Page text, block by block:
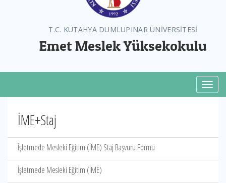
T.C. KÜTAHYA DUMLUPINAR ÜNİVERSİTESİ
Emet Meslek Yüksekokulu
İME+Staj
İşletmede Mesleki Eğitim (İME) Staj Başvuru Formu
İşletmede Mesleki Eğitim (İME)